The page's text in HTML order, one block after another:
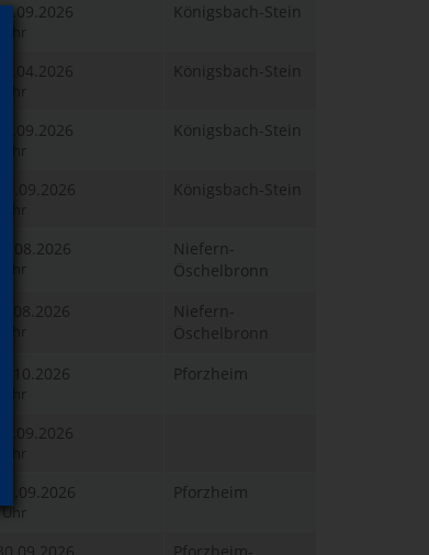
Uhr
Königsbach-Stein
Uhr
Königsbach-Stein
Uhr
Königsbach-Stein
17.09.2026
Uhr
Königsbach-Stein
Uhr
Niefern-
Öschelbronn
Uhr
Niefern-
Öschelbronn
Uhr
Pforzheim
Uhr
24.09.2026
Uhr
Pforzheim